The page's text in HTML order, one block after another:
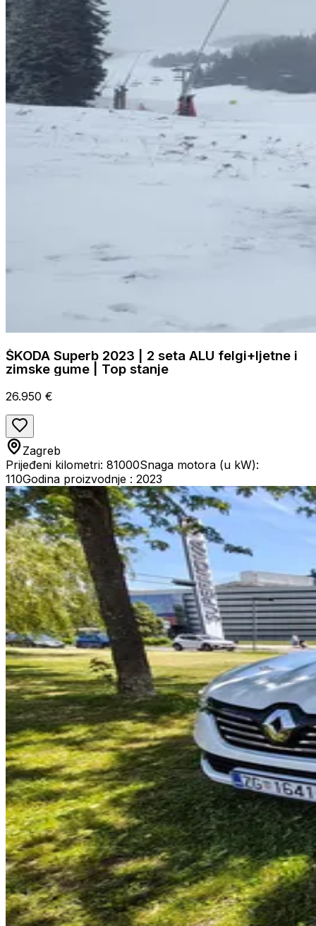
ŠKODA Superb 2023 | 2 seta ALU felgi+ljetne i
zimske gume | Top stanje
26.950 €
Zagreb
Prijeđeni kilometri: 81000Snaga motora (u kW):
110Godina proizvodnje : 2023